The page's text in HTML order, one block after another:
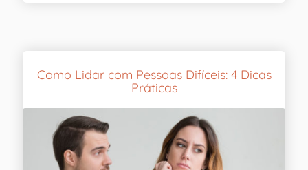
Como Lidar com Pessoas Difíceis: 4 Dicas
Práticas